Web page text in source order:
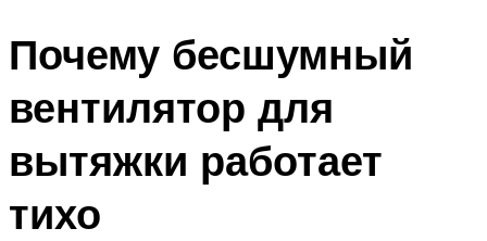
Почему бесшумный
вентилятор для
вытяжки работает
тихо